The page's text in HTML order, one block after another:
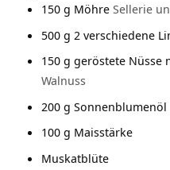
150 g Möhre Sellerie
500 g 2 verschiedene
150 g geröstete Nüsse
Walnuss
200 g Sonnenblumenöl
100 g Maisstärke
Muskatblüte